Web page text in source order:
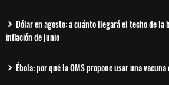
Dólar en agosto: a cuánto llegará el techo de la
inflación de junio
Ébola: por qué la OMS propone usar una